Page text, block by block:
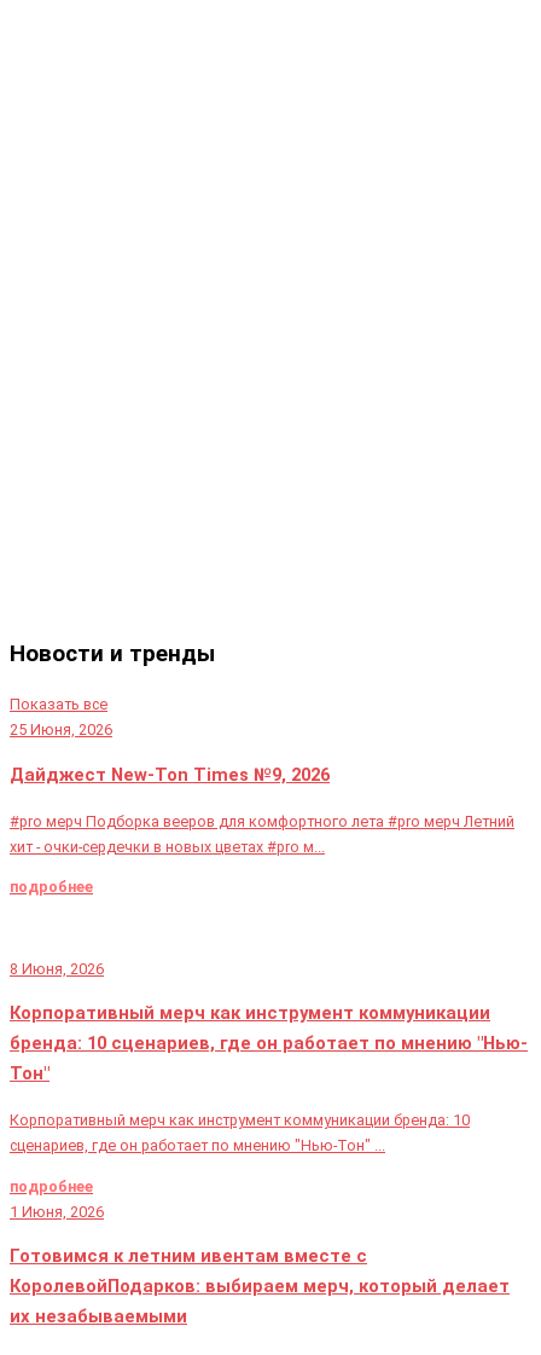
Новости и тренды
Показать все
25 Июня, 2026
Дайджест New-Ton Times №9, 2026
#pro мерч Подборка вееров для комфортного лета #pro мерч Летний
хит - очки-сердечки в новых цветах #pro м...
подробнее
8 Июня, 2026
Корпоративный мерч как инструмент коммуникации
бренда: 10 сценариев, где он работает по мнению "Нью-
Тон"
Корпоративный мерч как инструмент коммуникации бренда: 10
сценариев, где он работает по мнению "Нью-Тон" ...
подробнее
1 Июня, 2026
Готовимся к летним ивентам вместе с
КоролевойПодарков: выбираем мерч, который делает
их незабываемыми